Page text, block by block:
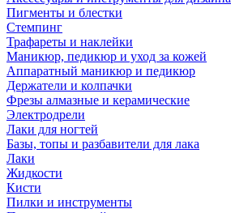
Пигменты и блестки
Стемпинг
Трафареты и наклейки
Маникюр, педикюр и уход за кожей
Аппаратный маникюр и педикюр
Держатели и колпачки
Фрезы алмазные и керамические
Электродрели
Лаки для ногтей
Базы, топы и разбавители для лака
Лаки
Жидкости
Кисти
Пилки и инструменты